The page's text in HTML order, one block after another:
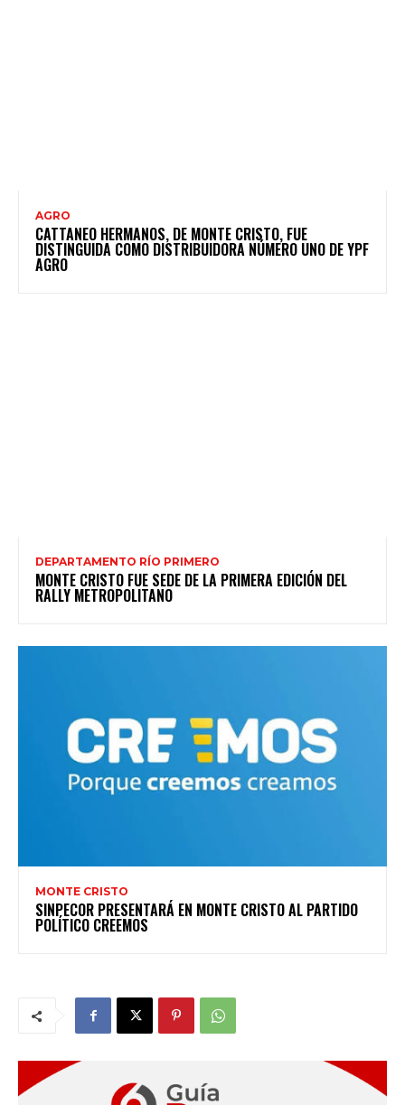
AGRO
CATTANEO HERMANOS, DE MONTE CRISTO, FUE
DISTINGUIDA COMO DISTRIBUIDORA NÚMERO UNO DE YPF
AGRO
DEPARTAMENTO RÍO PRIMERO
MONTE CRISTO FUE SEDE DE LA PRIMERA EDICIÓN DEL
RALLY METROPOLITANO
MONTE CRISTO
SINPECOR PRESENTARÁ EN MONTE CRISTO AL PARTIDO
POLÍTICO CREEMOS